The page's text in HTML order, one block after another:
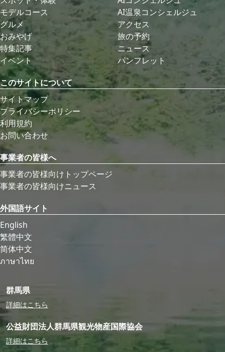
モデルコース
グルメ
おみやげ
特集記事
イベント
AI温泉コンシェルジュ
アクセス
旅の予約
ニュース
パンフレット
このサイトについて
サイトマップ
プライバシーポリシー
利用規約
お問い合わせ
事業者の皆様へ
事業者の皆様向けトップページ
事業者の皆様向けニュース
外国語サイト
English
繁體中文
简体中文
ภาษาไทย
群馬県
詳細はこちら
公益財団法人群馬県観光物産国際協会
詳細はこちら